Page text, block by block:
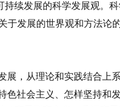
续发展的科学发展观。
于发展的世界观和方法
展，从理论和实践结合上
色社会主义、怎样坚持和